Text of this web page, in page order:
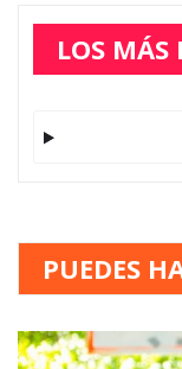
LOS MÁS
PUEDES